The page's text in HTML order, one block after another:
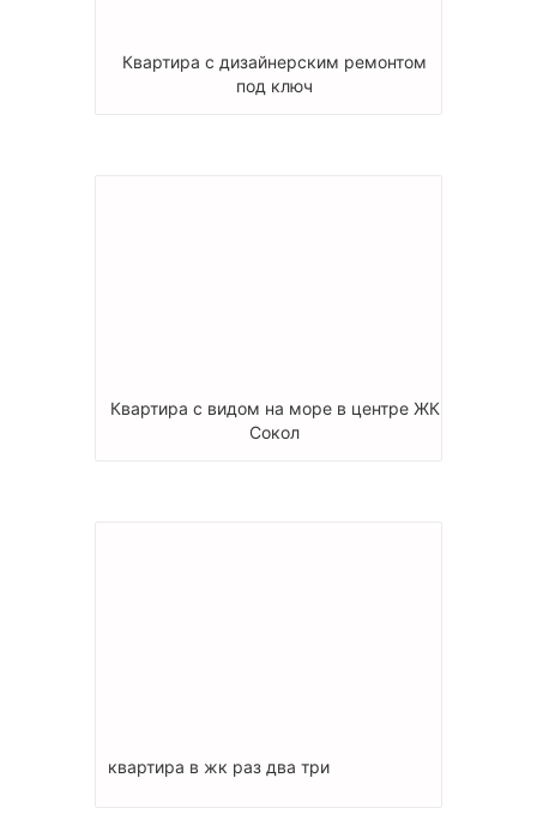
Квартира с дизайнерским ремонтом
под ключ
Квартира с видом на море в центре ЖК
Сокол
квартира в жк раз два три